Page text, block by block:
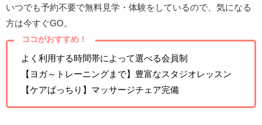
いつでも予約不要で無料見学・体験をしているので、気になる
方は今すぐGO。
ココがおすすめ！
よく利用する時間帯によって選べる会員制
【ヨガ～トレーニングまで】豊富なスタジオレッスン
【ケアばっちり】マッサージチェア完備